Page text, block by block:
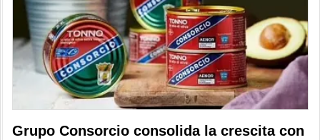
Grupo Consorcio consolida la crescita con